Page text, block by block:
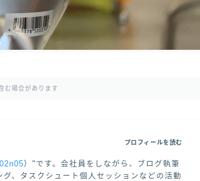
む場合があります
）"です。会社員をしながら、ブログ執筆
、タスクシュート個人セッションなどの活動
プロフィールを読む